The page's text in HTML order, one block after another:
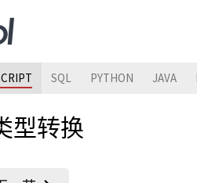
SQL PYTHON JAVA
型转换